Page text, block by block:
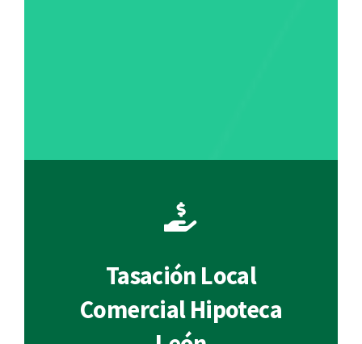
Tasación Local
Comercial Hipoteca